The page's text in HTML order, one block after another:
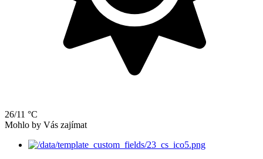
26/11 °C
Mohlo by Vás zajímat